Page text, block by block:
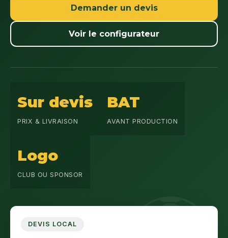
Demander un devis
Voir le configurateur
Sur devis
PRIX & LIVRAISON
BAT
AVANT PRODUCTION
Logo
CLUB OU SPONSOR
DEVIS LOCAL